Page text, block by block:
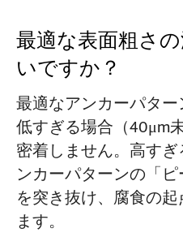
最適な表面粗さ
いですか？
最適なアンカーパタ
低すぎる場合（40μm
密着しません。高す
ンカーパターンの「
を突き抜け、腐食の
ます。